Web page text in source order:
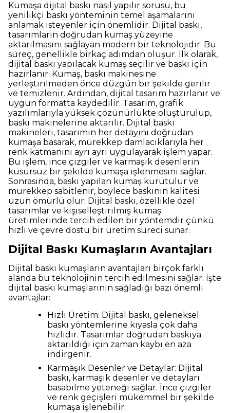
Kumaşa dijital baskı nasıl yapılır sorusu, bu
yenilikçi baskı yönteminin temel aşamalarını
anlamak isteyenler için önemlidir. Dijital baskı,
tasarımların doğrudan kumaş yüzeyine
aktarılmasını sağlayan modern bir teknolojidir. Bu
süreç, genellikle birkaç adımdan oluşur. İlk olarak,
dijital baskı yapılacak kumaş seçilir ve baskı için
hazırlanır. Kumaş, baskı makinesine
yerleştirilmeden önce düzgün bir şekilde gerilir
ve temizlenir. Ardından, dijital tasarım hazırlanır ve
uygun formatta kaydedilir. Tasarım, grafik
yazılımlarıyla yüksek çözünürlükte oluşturulup,
baskı makinelerine aktarılır. Dijital baskı
makineleri, tasarımın her detayını doğrudan
kumaşa basarak, mürekkep damlacıklarıyla her
renk katmanını ayrı ayrı uygulayarak işlem yapar.
Bu işlem, ince çizgiler ve karmaşık desenlerin
kusursuz bir şekilde kumaşa işlenmesini sağlar.
Sonrasında, baskı yapılan kumaş kurutulur ve
mürekkep sabitlenir, böylece baskının kalitesi
uzun ömürlü olur. Dijital baskı, özellikle özel
tasarımlar ve kişiselleştirilmiş kumaş
üretimlerinde tercih edilen bir yöntemdir çünkü
hızlı ve çevre dostu bir üretim süreci sunar.
Dijital Baskı Kumaşların Avantajları
Dijital baskı kumaşların avantajları birçok farklı
alanda bu teknolojinin tercih edilmesini sağlar. İşte
dijital baskı kumaşlarının sağladığı bazı önemli
avantajlar:
Hızlı Üretim: Dijital baskı, geleneksel
baskı yöntemlerine kıyasla çok daha
hızlıdır. Tasarımlar doğrudan baskıya
aktarıldığı için zaman kaybı en aza
indirgenir.
Karmaşık Desenler ve Detaylar: Dijital
baskı, karmaşık desenler ve detayları
basabilme yeteneği sağlar. İnce çizgiler
ve renk geçişleri mükemmel bir şekilde
kumaşa işlenebilir.